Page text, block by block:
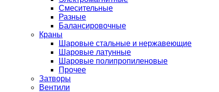
Смесительные
Разные
Балансировочные
Краны
Шаровые стальные и нержавеющие
Шаровые латунные
Шаровые полипропиленовые
Прочее
Затворы
Вентили